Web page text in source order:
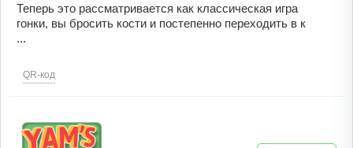
Теперь это рассматривается как классическая игра
гонки, вы бросить кости и постепенно переходить в к
...
QR-код